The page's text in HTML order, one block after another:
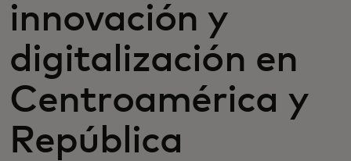
innovación y
digitalización en
Centroamérica y
República